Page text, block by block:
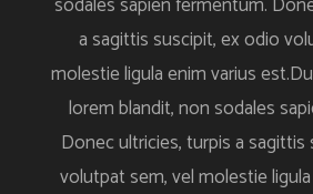
a sagittis suscipit, ex odio
molestie ligula enim varius
lorem blandit, non sodales
Donec ultricies, turpis a
volutpat sem, vel molestie